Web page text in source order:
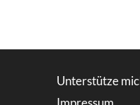
Unterstütze